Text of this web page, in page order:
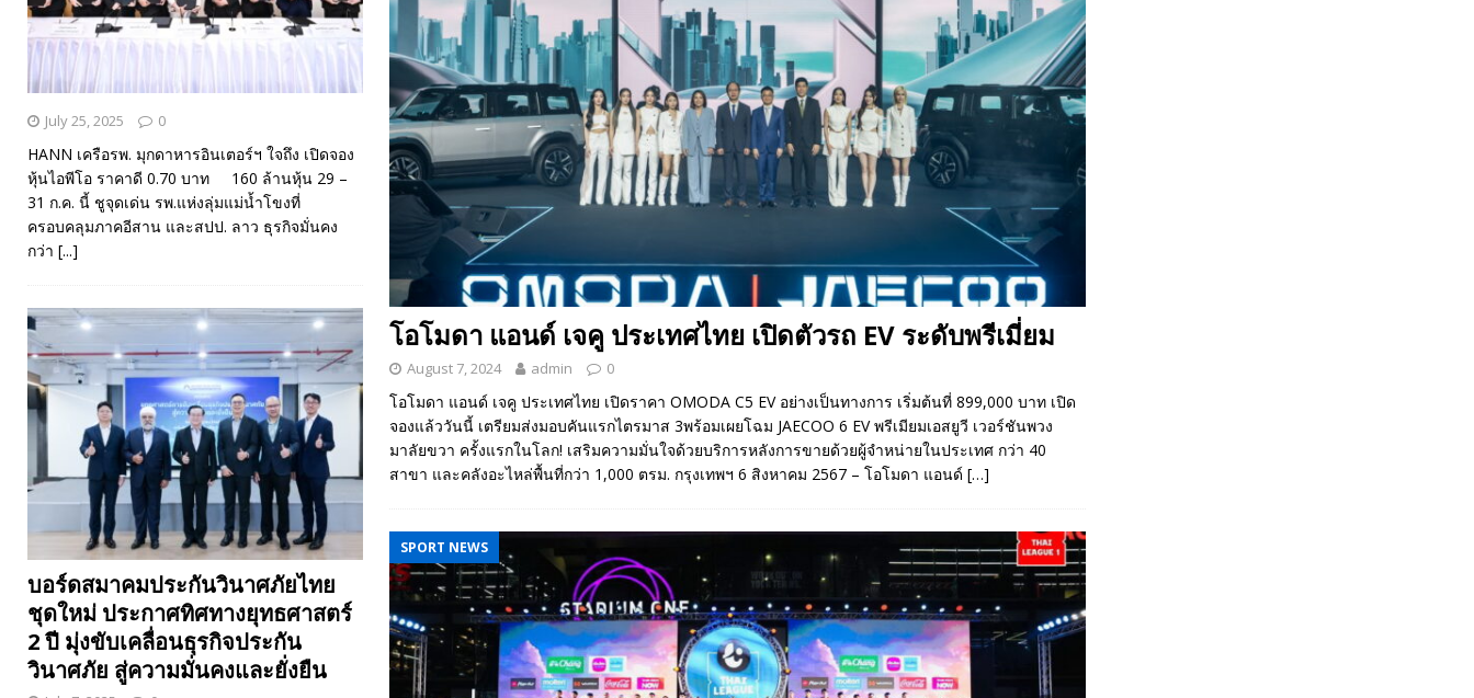
โอโมดา แอนด์ เจคู ประเทศไทย เปิดตัวรถ EV ระดับพรีเมี่ยม
August 7, 2024 admin 0
โอโมดา แอนด์ เจคู ประเทศไทย เปิดราคา OMODA C5 EV อย่างเป็นทางการ เริ่มต้นที่ 899,000 บาท เปิด
จองแล้ววันนี้ เตรียมส่งมอบคันแรกไตรมาส 3พร้อมเผยโฉม JAECOO 6 EV พรีเมียมเอสยูวี เวอร์ชันพวง
มาลัยขวา ครั้งแรกในโลก! เสริมความมั่นใจด้วยบริการหลังการขายด้วยผู้จำหน่ายในประเทศ กว่า 40
สาขา และคลังอะไหล่พื้นที่กว่า 1,000 ตรม. กรุงเทพฯ 6 สิงหาคม 2567 – โอโมดา แอนด์ […]
SPORT NEWS
July 25, 2025 0
HANN เครือรพ. มุกดาหารอินเตอร์ฯ ใจถึง เปิดจอง
หุ้นไอพีโอ ราคาดี 0.70 บาท 160 ล้านหุ้น 29 –
31 ก.ค. นี้ ชูจุดเด่น รพ.แห่งลุ่มแม่น้ำโขงที่
ครอบคลุมภาคอีสาน และสปป. ลาว ธุรกิจมั่นคง
กว่า [...]
บอร์ดสมาคมประกันวินาศภัยไทย
ชุดใหม่ ประกาศทิศทางยุทธศาสตร์
2 ปี มุ่งขับเคลื่อนธุรกิจประกัน
วินาศภัย สู่ความมั่นคงและยั่งยืน